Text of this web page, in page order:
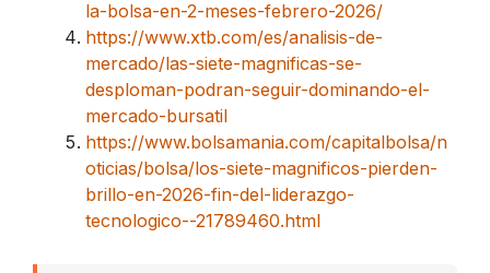
la-bolsa-en-2-meses-febrero-2026/
https://www.xtb.com/es/analisis-de-
mercado/las-siete-magnificas-se-
desploman-podran-seguir-dominando-el-
mercado-bursatil
https://www.bolsamania.com/capitalbolsa/n
oticias/bolsa/los-siete-magnificos-pierden-
brillo-en-2026-fin-del-liderazgo-
tecnologico--21789460.html